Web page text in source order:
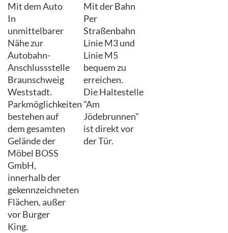
Mit dem Auto
In
unmittelbarer
Nähe zur
Autobahn-
Anschlussstelle
Braunschweig
Weststadt.
Parkmöglichkeiten
bestehen auf
dem gesamten
Gelände der
Möbel BOSS
GmbH,
innerhalb der
gekennzeichneten
Flächen, außer
vor Burger
King.
Mit der Bahn
Per
Straßenbahn
Linie M3 und
Linie M5
bequem zu
erreichen.
Die Haltestelle
"Am
Jödebrunnen"
ist direkt vor
der Tür.